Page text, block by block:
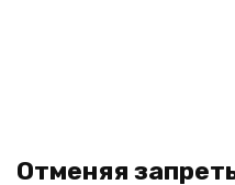
Отменяя